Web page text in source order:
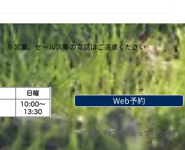
わる本をよく読んでました。...
※営業、セールス等の​電話はご遠慮ください
Web予約
〜完全ご予約制になっております〜